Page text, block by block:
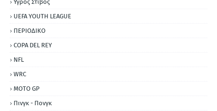
Υγρός Στίβος
UEFA YOUTH LEAGUE
ΠΕΡΙΟΔΙΚΟ
COPA DEL REY
NFL
WRC
MOTO GP
Πινγκ - Πονγκ